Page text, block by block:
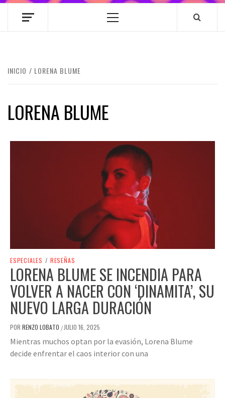
Menú
INICIO LORENA BLUME
LORENA BLUME
ESPECIALES / RESEÑAS
LORENA BLUME SE INCENDIA PARA
VOLVER A NACER CON ‘DINAMITA’, SU
NUEVO LARGA DURACIÓN
POR RENZO LOBATO /JULIO 16, 2025
Mientras muchos optan por la evasión, Lorena Blume
decide enfrentar el caos interior con una